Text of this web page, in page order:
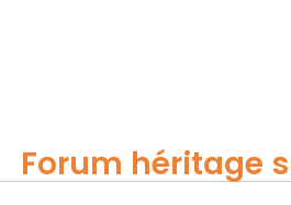
Forum héritage